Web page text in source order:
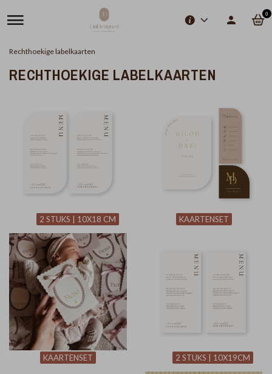
0
Rechthoekige labelkaarten
RECHTHOEKIGE LABELKAARTEN
2 STUKS | 10X18 CM KAARTENSET
KAARTENSET 2 STUKS | 10X19CM